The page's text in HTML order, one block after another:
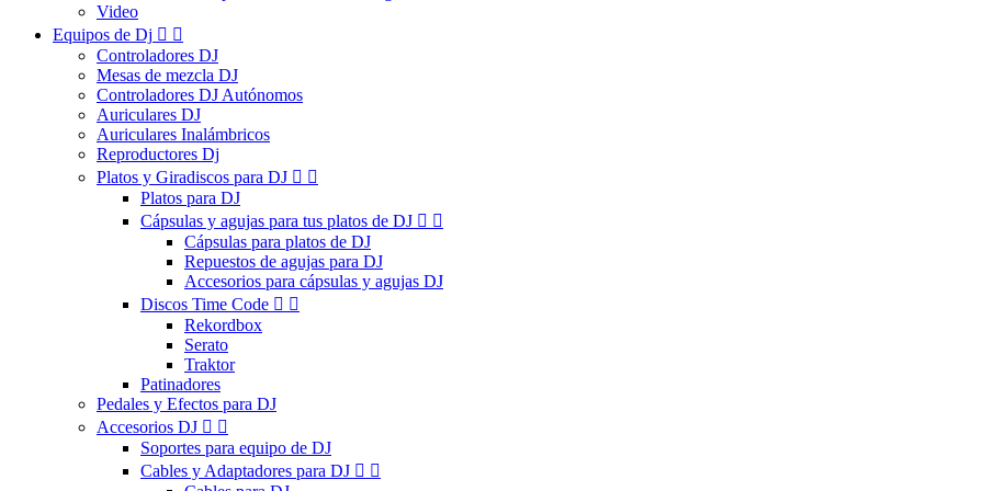
Video
Equipos de Dj  
Controladores DJ
Mesas de mezcla DJ
Controladores DJ Autónomos
Auriculares DJ
Auriculares Inalámbricos
Reproductores Dj
Platos y Giradiscos para DJ  
Platos para DJ
Cápsulas y agujas para tus platos de DJ  
Cápsulas para platos de DJ
Repuestos de agujas para DJ
Accesorios para cápsulas y agujas DJ
Discos Time Code  
Rekordbox
Serato
Traktor
Patinadores
Pedales y Efectos para DJ
Accesorios DJ  
Soportes para equipo de DJ
Cables y Adaptadores para DJ  